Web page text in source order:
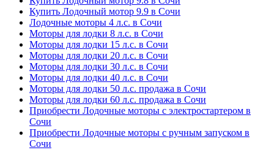
Купить Лодочный мотор 9.9 в Сочи
Лодочные моторы 4 л.с. в Сочи
Моторы для лодки 8 л.с. в Сочи
Моторы для лодки 15 л.с. в Сочи
Моторы для лодки 20 л.с. в Сочи
Моторы для лодки 30 л.с. в Сочи
Моторы для лодки 40 л.с. в Сочи
Моторы для лодки 50 л.с. продажа в Сочи
Моторы для лодки 60 л.с. продажа в Сочи
Приобрести Лодочные моторы с электростартером в
Сочи
Приобрести Лодочные моторы с ручным запуском в
Сочи